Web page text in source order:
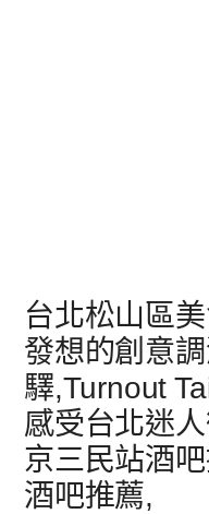
台北松山區
發想的創意
驛,Turnout
感受台北迷
京三民站酒
酒吧推薦,